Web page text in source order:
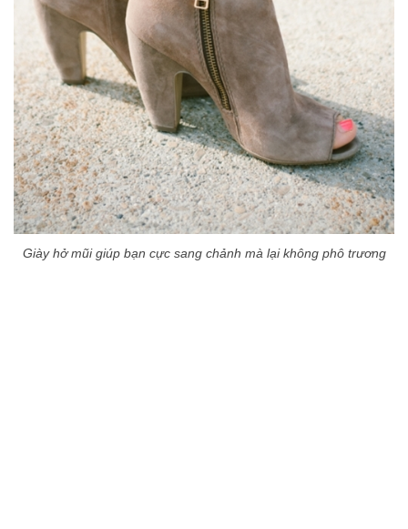
Giày hở mũi giúp bạn cực sang chảnh mà lại không phô trương